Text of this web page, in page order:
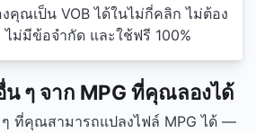
คุณเป็น VOB ได้ในไม่กี่คลิก ไม่ต้อง
ม่มีข้อจำกัด และใช้ฟรี 100%
ๆ จาก MPG ที่คุณลองได้
ที่คุณสามารถแปลงไฟล์ MPG ได้ —